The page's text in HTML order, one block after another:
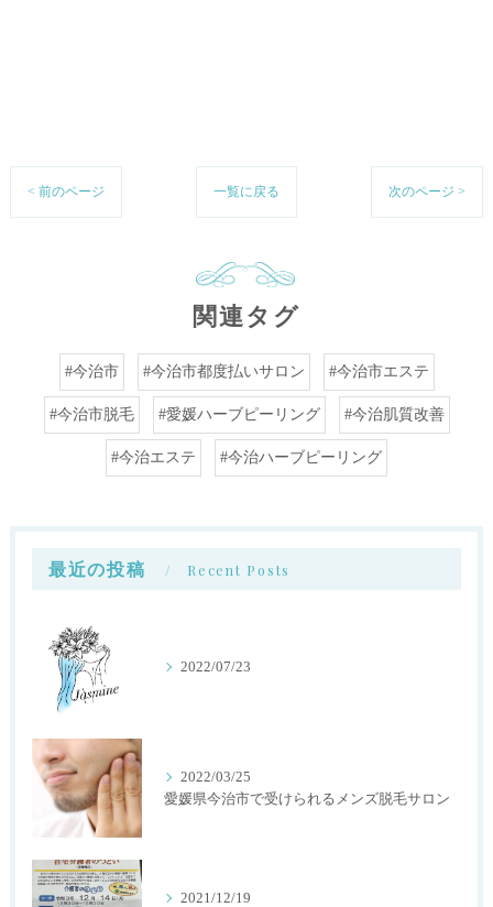
< 前のページ 一覧に戻る 次のページ >
関連タグ
#今治市 #今治市都度払いサロン #今治市エステ
#今治市脱毛 #愛媛ハーブピーリング #今治肌質改善
#今治エステ #今治ハーブピーリング
最近の投稿 Recent Posts
2022/07/23
2022/03/25
愛媛県今治市で受けられるメンズ脱毛サロン
2021/12/19